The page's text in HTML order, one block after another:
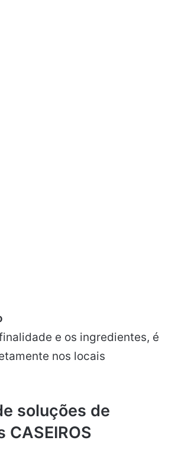
e os ingredientes, é
nos locais
soluções de